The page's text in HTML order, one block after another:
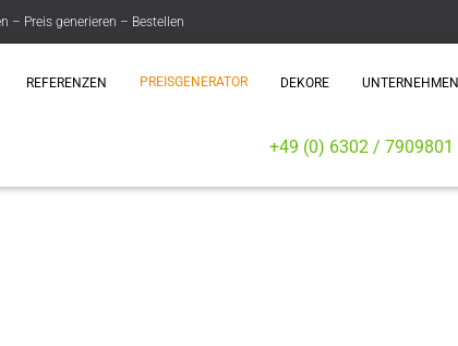
– Preis generieren – Bestellen
REFERENZEN PREISGENERATOR DEKORE UNTERNEHMEN
+49 (0) 6302 / 7909801